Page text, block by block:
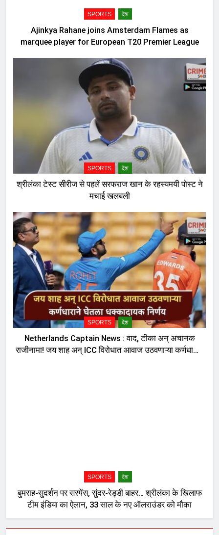
SPORTS देश
Ajinkya Rahane joins Amsterdam Flames as
marquee player for European T20 Premier League
SPORTS देश
श्रीलंका टेस्ट सीरीज से पहलें सरफराज खान के रहस्यमयी पोस्ट ने
मचाई खलबली
SPORTS देश
Netherlands Captain News : वाद, टीका अन् अचानक
राजीनामा! जय शाह अन् ICC विरोधात आवाज उठवणाऱ्या कर्णधाराने
SPORTS देश
बुमराह-सुदर्शन पर सस्पेंस, सुंदर-रेड्डी बाहर… श्रीलंका के खिलाफ
टीम इंडिया का ऐलान, 33 साल के नए ऑलराउंडर को मौका